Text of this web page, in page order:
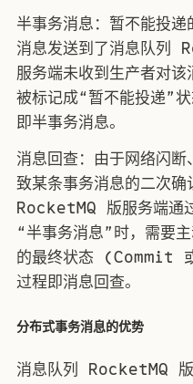
半事务消息：暂不能投
消息发送到了消息队列
服务端未收到生产者对
被标记成“暂不能投递”
即半事务消息。
消息回查：由于网络闪
致某条事务消息的二次
RocketMQ 版服务端通
“半事务消息”时，需要
的最终状态 (Commit
过程即消息回查。
分布式事务消息的优势
消息队列 RocketMQ 版